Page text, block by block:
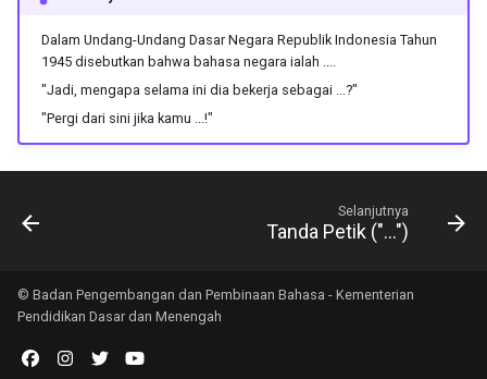
Dalam Undang-Undang Dasar Negara Republik Indonesia Tahun
1945 disebutkan bahwa bahasa negara ialah ....
"Jadi, mengapa selama ini dia bekerja sebagai ...?"
"Pergi dari sini jika kamu ...!"
Selanjutnya
Tanda Petik ("…")
© Badan Pengembangan dan Pembinaan Bahasa - Kementerian
Pendidikan Dasar dan Menengah